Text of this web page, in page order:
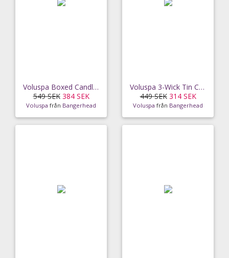
Voluspa Boxed Candle Makassar Ebony And Peach (255
549 SEK 384 SEK
Voluspa från Bangerhead
Voluspa 3-Wick Tin Candle Santal Vanille 40h
449 SEK 314 SEK
Voluspa från Bangerhead